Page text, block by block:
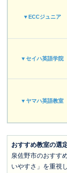
▼ECCジュニア
▼セイハ英語学院
▼ヤマハ英語教室
おすすめ教室の選
泉佐野市のおすす
いやすさ」を重視